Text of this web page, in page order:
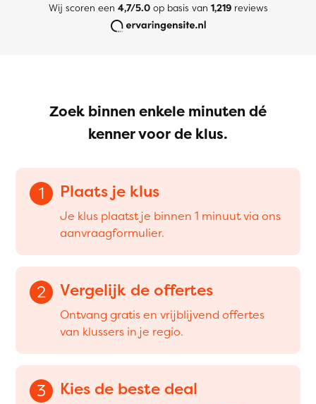
Wij scoren een 4,7/5.0op basis van 1,219reviews
Zoek binnen enkele minuten dé
kenner voor de klus.
1 Plaats je klus
Je klus plaatst je binnen 1 minuut via ons
aanvraagformulier.
2 Vergelijk de offertes
Ontvang gratis en vrijblijvend offertes
van klussers in je regio.
3 Kies de beste deal